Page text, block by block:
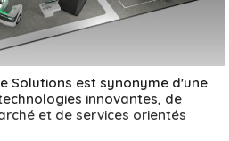
Solutions est synonyme d'une
innovantes, de
et de services orientés